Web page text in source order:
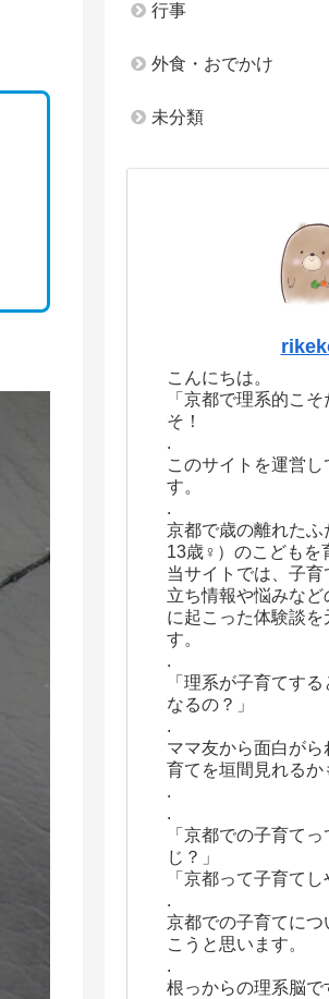
行事
外食・おでかけ
未分類
こんにちは。
「京都で理系的こ
そ！
.
このサイトを運営
す。
.
京都で歳の離れたふ
13歳♀）のこどもを
当サイトでは、子
立ち情報や悩みな
に起こった体験談を
す。
.
「理系が子育てす
なるの？」
.
ママ友から面白が
育てを垣間見れるか
.
.
「京都での子育て
じ？」
「京都って子育てし
.
京都での子育てにつ
こうと思います。
.
根っからの理系脳で